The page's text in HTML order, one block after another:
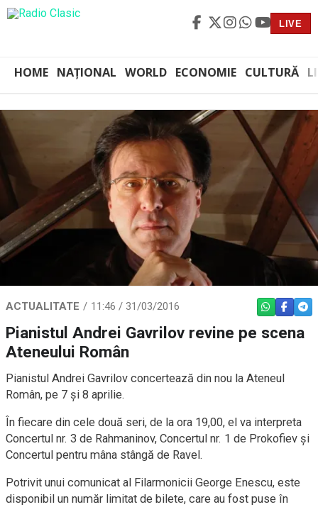
LIVE
HOME NAȚIONAL WORLD ECONOMIE CULTURĂ
ACTUALITATE 11:46 / 31/03/2016 WHATSAPP
Pianistul Andrei Gavrilov revine pe scena
Ateneului Român
Pianistul Andrei Gavrilov concertează din nou la Ateneul
Român, pe 7 și 8 aprilie.
În fiecare din cele două seri, de la ora 19,00, el va interpreta
Concertul nr. 3 de Rahmaninov, Concertul nr. 1 de Prokofiev și
Concertul pentru mâna stângă de Ravel.
Potrivit unui comunicat al Filarmonicii George Enescu, este
disponibil un număr limitat de bilete, care au fost puse în